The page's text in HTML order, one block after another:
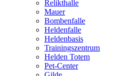
Relikthalle
Mauer
Bombenfalle
Heldenfalle
Heldenbasis
Trainingszentrum
Helden Totem
Pet-Center